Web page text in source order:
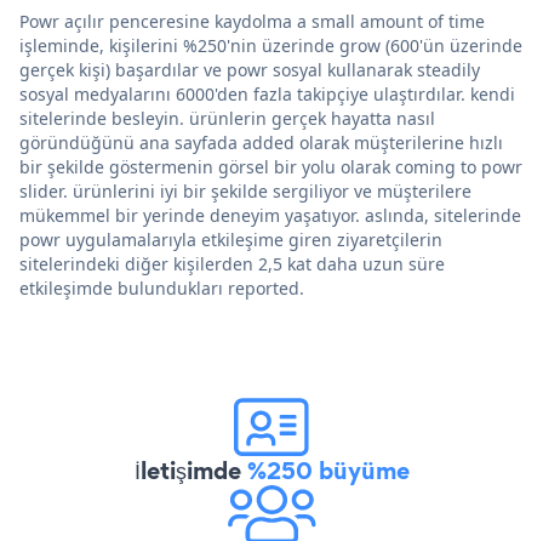
Powr açılır penceresine kaydolma a small amount of time
işleminde, kişilerini %250'nin üzerinde grow (600'ün üzerinde
gerçek kişi) başardılar ve powr sosyal kullanarak steadily
sosyal medyalarını 6000'den fazla takipçiye ulaştırdılar. kendi
sitelerinde besleyin. ürünlerin gerçek hayatta nasıl
göründüğünü ana sayfada added olarak müşterilerine hızlı
bir şekilde göstermenin görsel bir yolu olarak coming to powr
slider. ürünlerini iyi bir şekilde sergiliyor ve müşterilere
mükemmel bir yerinde deneyim yaşatıyor. aslında, sitelerinde
powr uygulamalarıyla etkileşime giren ziyaretçilerin
sitelerindeki diğer kişilerden 2,5 kat daha uzun süre
etkileşimde bulundukları reported.
İletişimde%250 büyüme